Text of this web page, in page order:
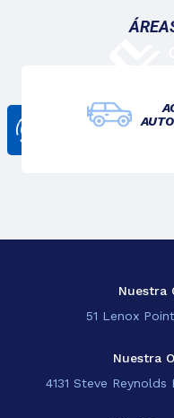
CONTÁCTANOS
Nuestra
51 Lenox
Nuestra
4131 Steve